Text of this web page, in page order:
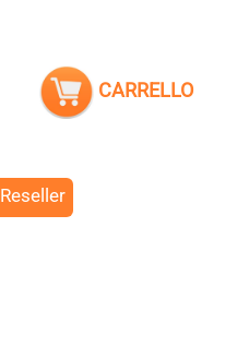
CARRELLO
Reseller